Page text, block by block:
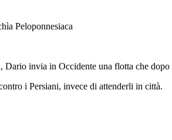
Peloponnesiaca
Dario invia in Occidente una flotta che
i Persiani, invece di attenderli in città.